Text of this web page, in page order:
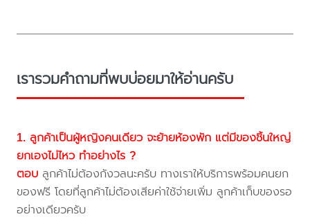
เรารวมคำถามที่พบบ่อยมาให้อ่านครับ
1. ลูกค้าเป็นผู้หญิงคนเดียว จะย้ายห้องพัก แต่มีของชิ้นใหญ่
ยกเองไม่ไหว ทำอย่างไร ?
ตอบ ลูกค้าไม่ต้องกังวลนะครับ ทางเราให้บริการพร้อมคนยก
ของฟรี โดยที่ลูกค้าไม่ต้องเสียค่าใช้จ่ายเพิ่ม ลูกค้าเก็บของรอ
อย่างเดียวครับ